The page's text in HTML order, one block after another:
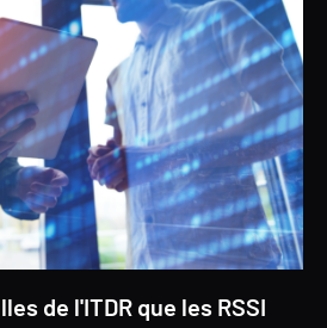
de l'ITDR que les RSSI